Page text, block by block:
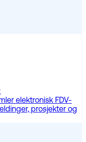
elektronisk FDV-
prosjekter og